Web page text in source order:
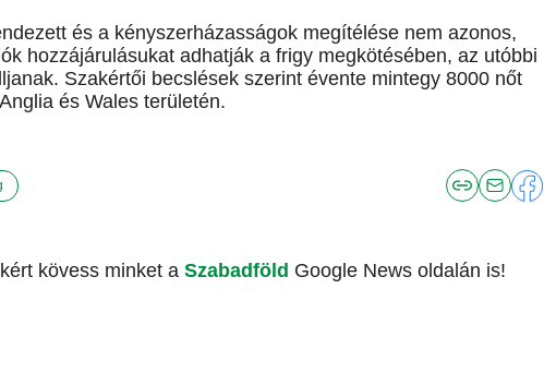
és a kényszerházasságok megítélése nem azonos,
hozzájárulásukat adhatják a frigy megkötésében, az utóbbi
Szakértői becslések szerint évente mintegy 8000 nőt
és Wales területén.
kövess minket a Szabadföld Google News oldalán is!